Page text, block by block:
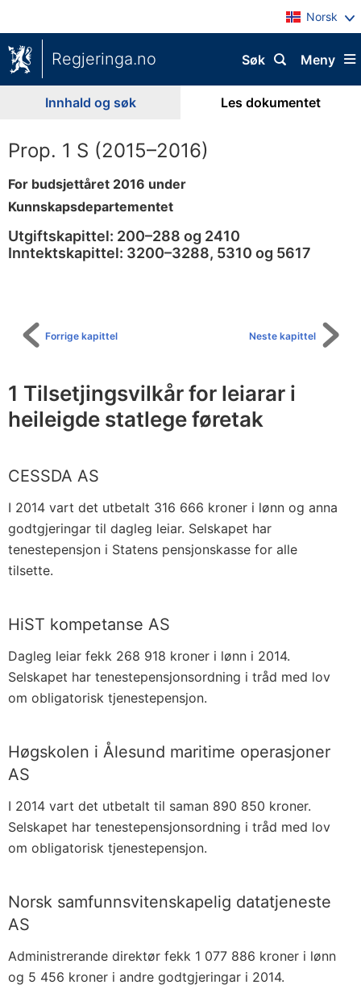
Norsk
Regjeringa.no Meny
Søk
Innhald og søk Les dokumentet
Prop. 1 S (2015–2016)
For budsjettåret 2016 under
Kunnskapsdepartementet
Utgiftskapittel: 200–288 og 2410
Inntektskapittel: 3200–3288, 5310 og 5617
Neste kapittel
Forrige kapittel
1 Tilsetjingsvilkår for leiarar i
heileigde statlege føretak
CESSDA AS
I 2014 vart det utbetalt 316 666 kroner i lønn og anna
godtgjeringar til dagleg leiar. Selskapet har
tenestepensjon i Statens pensjonskasse for alle
tilsette.
HiST kompetanse AS
Dagleg leiar fekk 268 918 kroner i lønn i 2014.
Selskapet har tenestepensjonsordning i tråd med lov
om obligatorisk tjenestepensjon.
Høgskolen i Ålesund maritime operasjoner
AS
I 2014 vart det utbetalt til saman 890 850 kroner.
Selskapet har tenestepensjonsordning i tråd med lov
om obligatorisk tjenestepensjon.
Norsk samfunnsvitenskapelig datatjeneste
AS
Administrerande direktør fekk 1 077 886 kroner i lønn
og 5 456 kroner i andre godtgjeringar i 2014.